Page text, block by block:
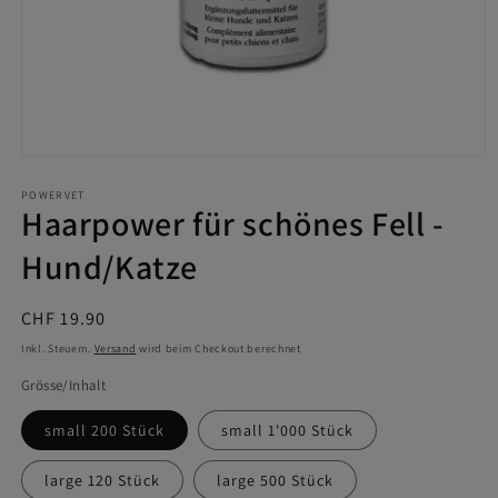
in
Modal
öffnen
POWERVET
Haarpower für schönes Fell -
Hund/Katze
Normaler
Preis
CHF 19.90
Inkl. Steuern. Versand wird beim Checkout berechnet
Grösse/Inhalt
small 200 Stück small 1'000 Stück
large 120 Stück large 500 Stück